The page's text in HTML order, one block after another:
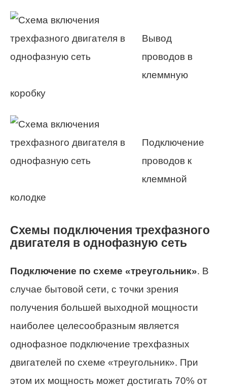
Вывод
проводов в
клеммную
коробку
Подключение
проводов к
клеммной
колодке
Схемы подключения трехфазного
двигателя в однофазную сеть
Подключение по схеме «треугольник». В
случае бытовой сети, с точки зрения
получения большей выходной мощности
наиболее целесообразным является
однофазное подключение трехфазных
двигателей по схеме «треугольник». При
этом их мощность может достигать 70% от